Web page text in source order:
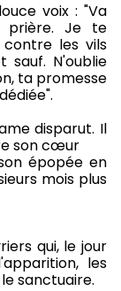
voix : "Va
prière. Je te
les vils
sauf. N'oublie
ta promesse
disparut. Il
son cœur
épopée en
mois plus
qui, le jour
les
sanctuaire.